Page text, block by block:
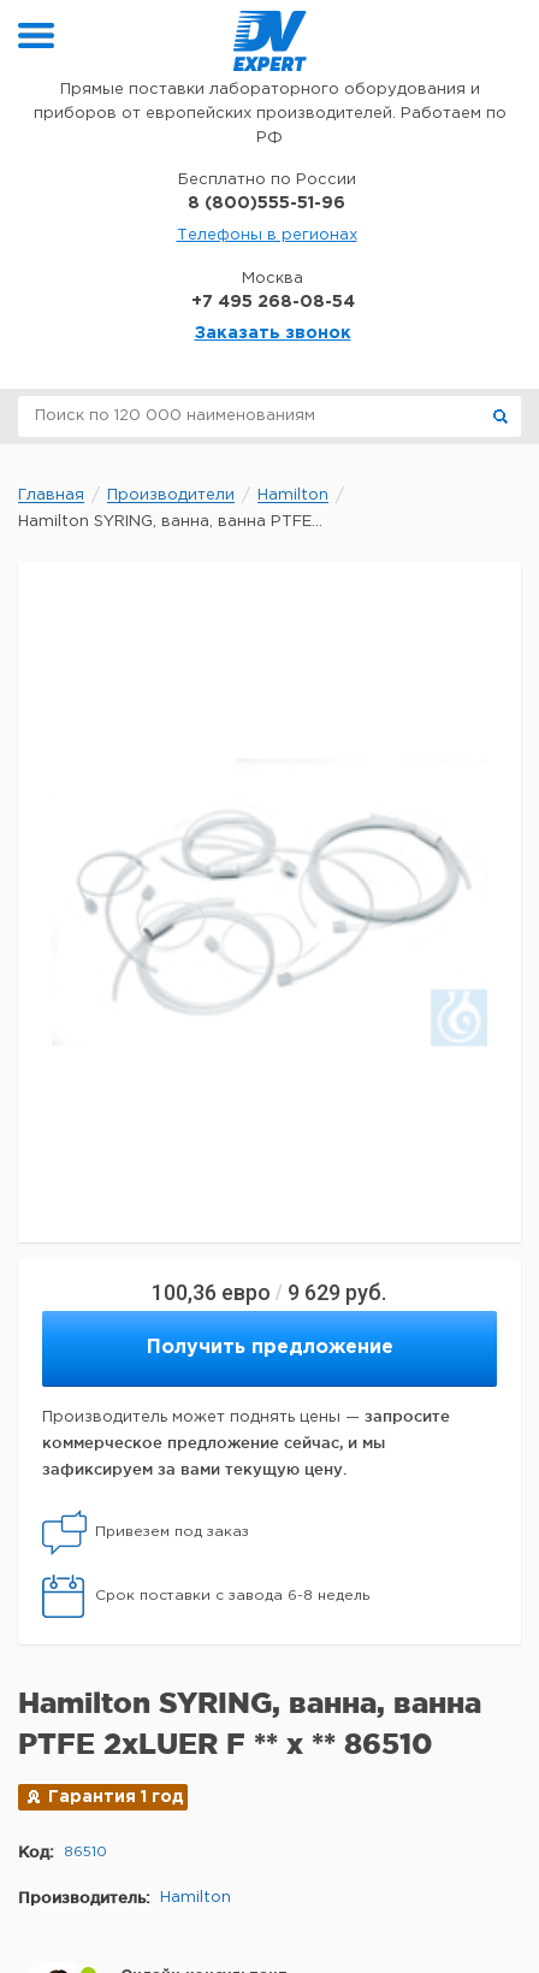
Прямые поставки лабораторного оборудования и
приборов от европейских производителей. Работаем по
РФ
Бесплатно по России
8 (800)555-51-96
Телефоны в регионах
Москва
+7 495 268-08-54
Заказать звонок
Главная Производители
Hamilton
Hamilton SYRING, ванна, ванна PTFE...
100,36 евро / 9 629 руб.
Получить предложение
Производитель может поднять цены — запросите
коммерческое предложение сейчас, и мы
зафиксируем за вами текущую цену.
Привезем под заказ
Срок поставки с завода 6-8 недель
Hamilton SYRING, ванна, ванна
PTFE 2xLUER F ** x ** 86510
Гарантия 1 год
Код: 86510
Производитель: Hamilton